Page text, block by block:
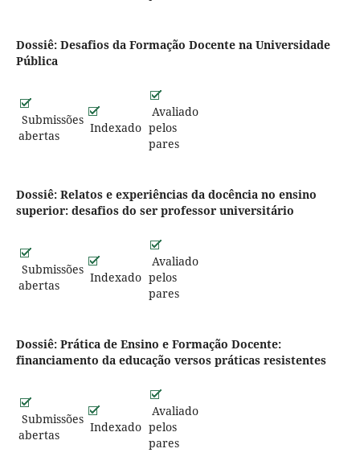
Dossiê: Desafios da Formação Docente na Universidade
Pública
Submissões
abertas
Indexado
Avaliado
pelos
pares
Dossiê: Relatos e experiências da docência no ensino
superior: desafios do ser professor universitário
Submissões
abertas
Indexado
Avaliado
pelos
pares
Dossiê: Prática de Ensino e Formação Docente:
financiamento da educação versos práticas resistentes
Submissões
abertas
Indexado
Avaliado
pelos
pares